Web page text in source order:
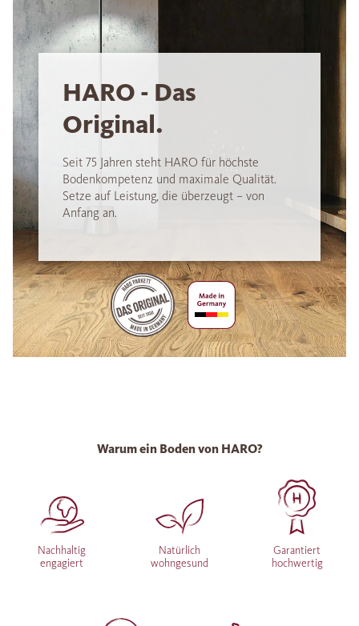
HARO - Das
Original.
Seit 75 Jahren steht HARO für höchste
Bodenkompetenz und maximale Qualität.
Setze auf Leistung, die überzeugt – von
Anfang an.
Warum ein Boden von HARO?
Nachhaltig
engagiert
Natürlich
wohngesund
Garantiert
hochwertig